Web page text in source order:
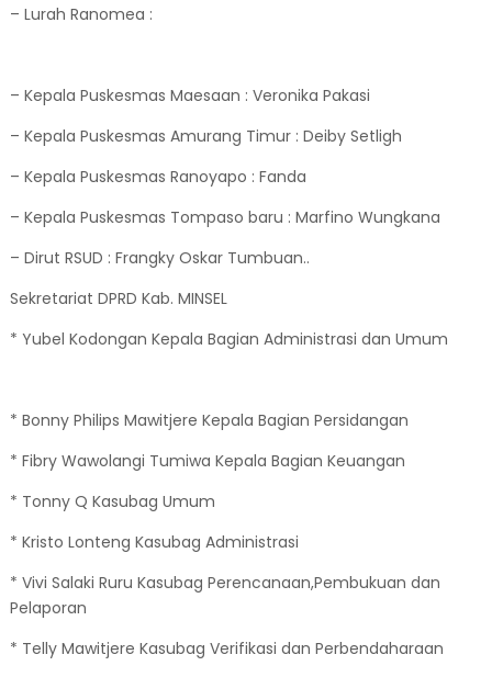
– Lurah Ranomea :
– Kepala Puskesmas Maesaan : Veronika Pakasi
– Kepala Puskesmas Amurang Timur : Deiby Setligh
– Kepala Puskesmas Ranoyapo : Fanda
– Kepala Puskesmas Tompaso baru : Marfino Wungkana
– Dirut RSUD : Frangky Oskar Tumbuan..
Sekretariat DPRD Kab. MINSEL
* Yubel Kodongan Kepala Bagian Administrasi dan Umum
* Bonny Philips Mawitjere Kepala Bagian Persidangan
* Fibry Wawolangi Tumiwa Kepala Bagian Keuangan
* Tonny Q Kasubag Umum
* Kristo Lonteng Kasubag Administrasi
* Vivi Salaki Ruru Kasubag Perencanaan,Pembukuan dan
Pelaporan
* Telly Mawitjere Kasubag Verifikasi dan Perbendaharaan